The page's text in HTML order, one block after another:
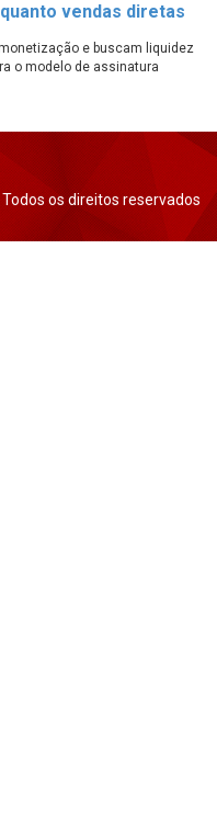
vendas diretas
e buscam liquidez
o modelo de assinatura
Todos os direitos reservados